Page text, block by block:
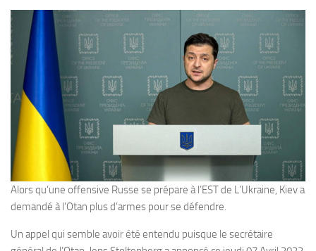
Alors qu’une offensive Russe se prépare à l’EST de L’Ukraine, Kiev a
demandé à l’Otan plus d’armes pour se défendre.
Un appel qui semble avoir été entendu puisque le secrétaire